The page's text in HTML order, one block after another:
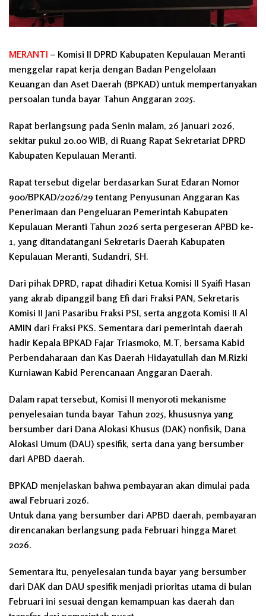
MERANTI – Komisi II DPRD Kabupaten Kepulauan Meranti
menggelar rapat kerja dengan Badan Pengelolaan
Keuangan dan Aset Daerah (BPKAD) untuk mempertanyakan
persoalan tunda bayar Tahun Anggaran 2025.
Rapat berlangsung pada Senin malam, 26 Januari 2026,
sekitar pukul 20.00 WIB, di Ruang Rapat Sekretariat DPRD
Kabupaten Kepulauan Meranti.
Rapat tersebut digelar berdasarkan Surat Edaran Nomor
900/BPKAD/2026/29 tentang Penyusunan Anggaran Kas
Penerimaan dan Pengeluaran Pemerintah Kabupaten
Kepulauan Meranti Tahun 2026 serta pergeseran APBD ke-
1, yang ditandatangani Sekretaris Daerah Kabupaten
Kepulauan Meranti, Sudandri, SH.
Dari pihak DPRD, rapat dihadiri Ketua Komisi II Syaifi Hasan
yang akrab dipanggil bang Efi dari Fraksi PAN, Sekretaris
Komisi II Jani Pasaribu Fraksi PSI, serta anggota Komisi II Al
AMIN dari Fraksi PKS. Sementara dari pemerintah daerah
hadir Kepala BPKAD Fajar Triasmoko, M.T, bersama Kabid
Perbendaharaan dan Kas Daerah Hidayatullah dan M.Rizki
Kurniawan Kabid Perencanaan Anggaran Daerah.
Dalam rapat tersebut, Komisi II menyoroti mekanisme
penyelesaian tunda bayar Tahun 2025, khususnya yang
bersumber dari Dana Alokasi Khusus (DAK) nonfisik, Dana
Alokasi Umum (DAU) spesifik, serta dana yang bersumber
dari APBD daerah.
BPKAD menjelaskan bahwa pembayaran akan dimulai pada
awal Februari 2026.
Untuk dana yang bersumber dari APBD daerah, pembayaran
direncanakan berlangsung pada Februari hingga Maret
2026.
Sementara itu, penyelesaian tunda bayar yang bersumber
dari DAK dan DAU spesifik menjadi prioritas utama di bulan
Februari ini sesuai dengan kemampuan kas daerah dan